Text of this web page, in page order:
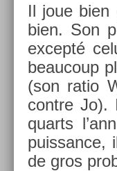
Il joue bien
bien. Son
ex­cepté
be­aucoup
(son ratio
con­tre Jo).
quarts
puis­sance,
de gros